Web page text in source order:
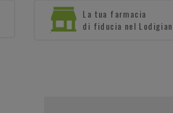
La tua farmacia
di fiducia nel